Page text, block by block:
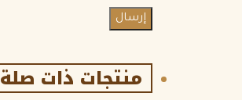
منتجات ذات صلة